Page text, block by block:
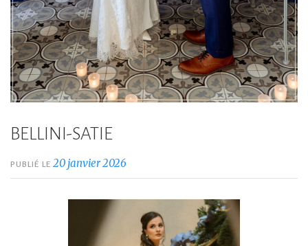
BELLINI-SATIE
PUBLIÉ LE 20 janvier 2026